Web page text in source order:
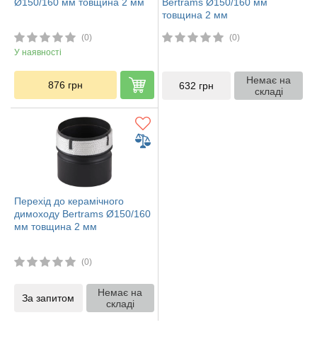
(0)
У наявності
876 грн
товщина 2 мм
(0)
632 грн
Немає на
складі
Перехід до керамічного
димоходу Bertrams Ø150/160
мм товщина 2 мм
(0)
За запитом
Немає на
складі